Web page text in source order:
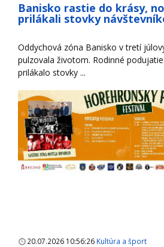
Banisko rastie do krásy,
prilákali stovky
Oddychová zóna Banisko v tretí
pulzovala životom. Rodinné
prilákalo stovky ...
20.07.2026 10:56:26 Kultúra a šport